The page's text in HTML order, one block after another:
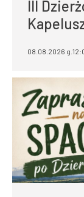
III
08.08.2026